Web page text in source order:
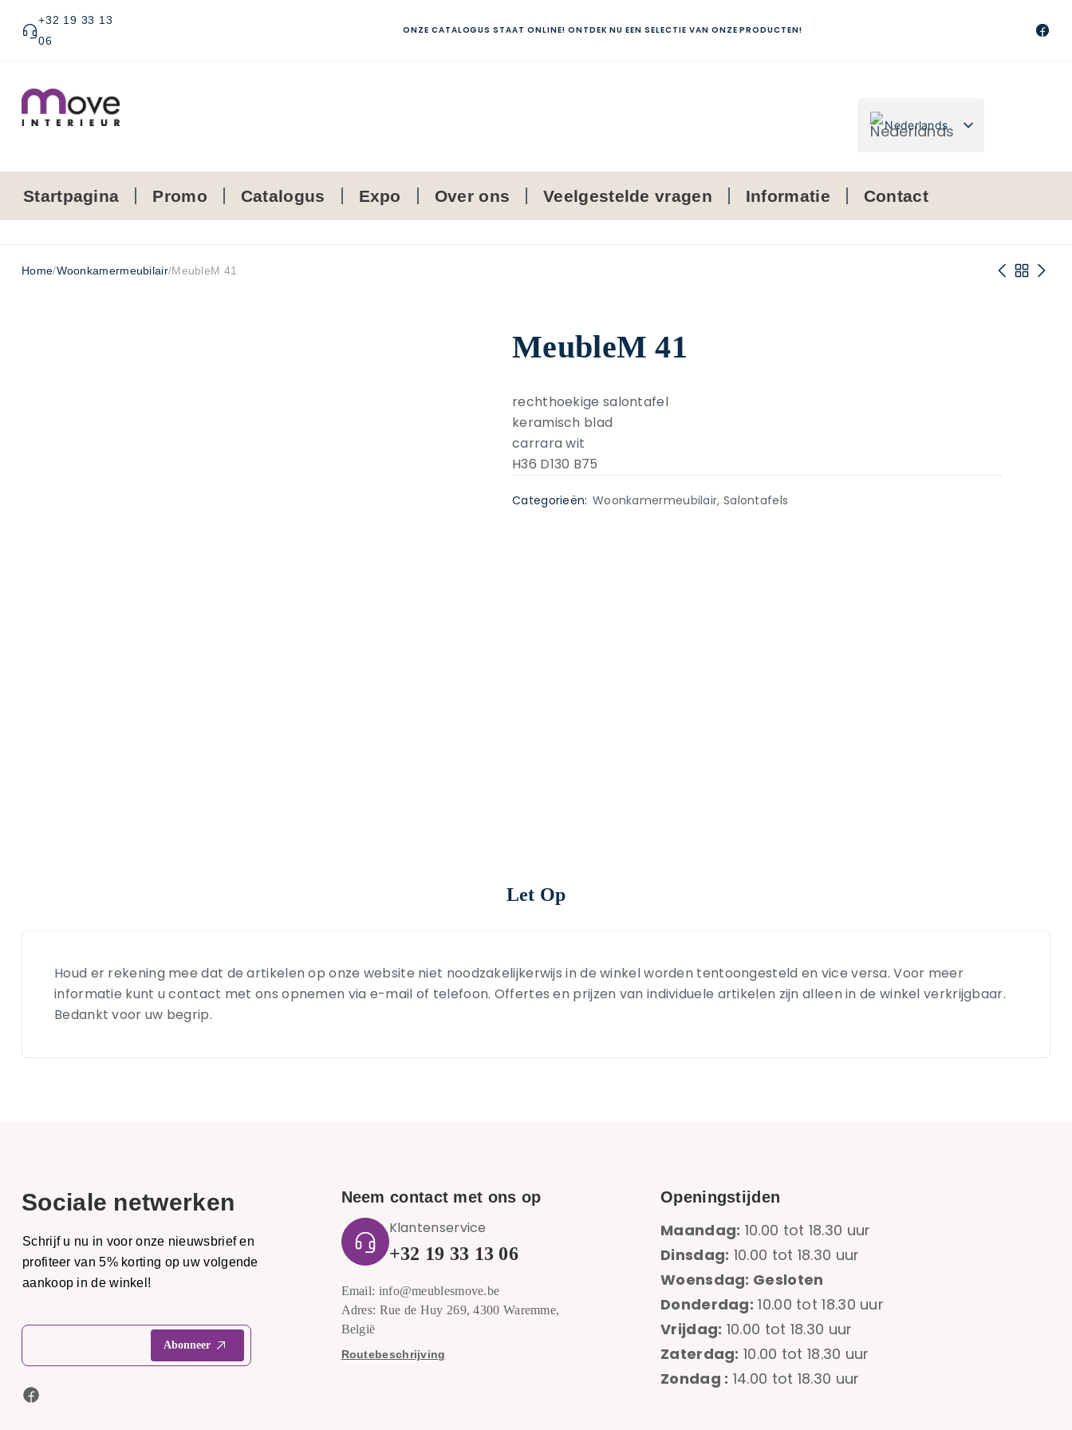
+32 19 33 13
06
ONZE CATALOGUS STAAT ONLINE! ONTDEK NU EEN SELECTIE VAN ONZE PRODUCTEN!
Nederlands
Startpagina Promo Catalogus Expo Over ons Veelgestelde vragen Informatie Contact
Home/Woonkamermeubilair/MeubleM 41
MeubleM 41
rechthoekige salontafel
keramisch blad
carrara wit
H36 D130 B75
Categorieën: Woonkamermeubilair, Salontafels
Let Op
Houd er rekening mee dat de artikelen op onze website niet noodzakelijkerwijs in de winkel worden tentoongesteld en vice versa. Voor meer
informatie kunt u contact met ons opnemen via e-mail of telefoon. Offertes en prijzen van individuele artikelen zijn alleen in de winkel verkrijgbaar.
Bedankt voor uw begrip.
Sociale netwerken
Schrijf u nu in voor onze nieuwsbrief en
profiteer van 5% korting op uw volgende
aankoop in de winkel!
Neem contact met ons op
Klantenservice
+32 19 33 13 06
Email: info@meublesmove.be
Adres: Rue de Huy 269, 4300 Waremme,
België
Routebeschrijving
Openingstijden
Maandag: 10.00 tot 18.30 uur
Dinsdag: 10.00 tot 18.30 uur
Woensdag: Gesloten
Donderdag: 10.00 tot 18.30 uur
Vrijdag: 10.00 tot 18.30 uur
Zaterdag: 10.00 tot 18.30 uur
Zondag : 14.00 tot 18.30 uur